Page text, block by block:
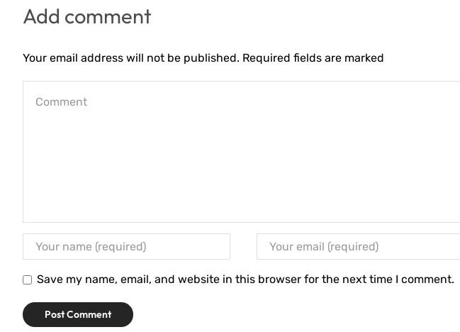
Add comment
Your email address will not be published. Required fields are marked
Save my name, email, and website in this browser for the next time I comment.